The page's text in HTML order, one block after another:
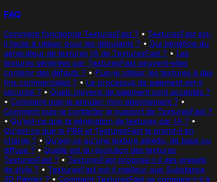
FAQ
Comment fonctionne TexturesFast ? • TexturesFast est-
il facile à utiliser pour les débutants ? • Qui bénéficie du
générateur de textures IA de TexturesFast ? • Les
textures générées par TexturesFast peuvent-elles
contenir des défauts ? • Puis-je utiliser les textures à des
fins commerciales ? • Le processus de paiement est-il
sécurisé ? • Quels moyens de paiement sont acceptés ?
• Comment puis-je annuler mon abonnement ? •
Comment puis-je contacter le support de TexturesFast ?
• Qu'est-ce que la génération de textures par IA ? •
Qu'est-ce que le PBR et TexturesFast le prend-il en
charge ? • Qu'est-ce qu'une texture albédo, de base ou
diffuse ? • Quelle est la résolution des textures
TexturesFast ? • TexturesFast propose-t-il des presets
de style ? • TexturesFast est-il meilleur que Substance
3D Painter ? • Comment TexturesFast se compare-t-il à